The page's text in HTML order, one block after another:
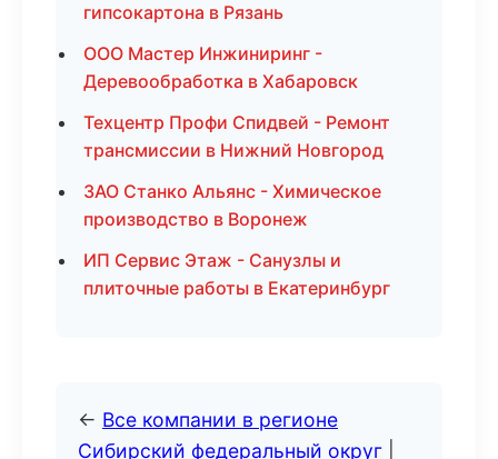
гипсокартона в Рязань
ООО Мастер Инжиниринг -
Деревообработка в Хабаровск
Техцентр Профи Спидвей - Ремонт
трансмиссии в Нижний Новгород
ЗАО Станко Альянс - Химическое
производство в Воронеж
ИП Сервис Этаж - Санузлы и
плиточные работы в Екатеринбург
← Все компании в регионе
Сибирский федеральный округ